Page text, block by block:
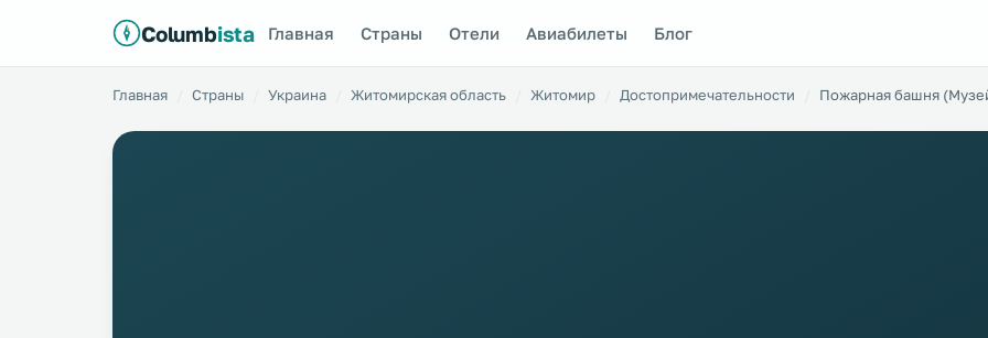
Columbista Главная Страны Отели Авиабилеты Блог
Главная Страны Украина Житомирская область Житомир Достопримечательности Пожарная башня